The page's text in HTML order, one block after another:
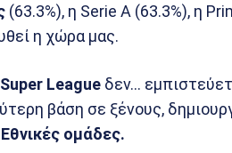
(63.3%), η Serie A (63.3%), η
η χώρα μας.
Super League δεν…
βάση σε ξένους,
Εθνικές ομάδες.